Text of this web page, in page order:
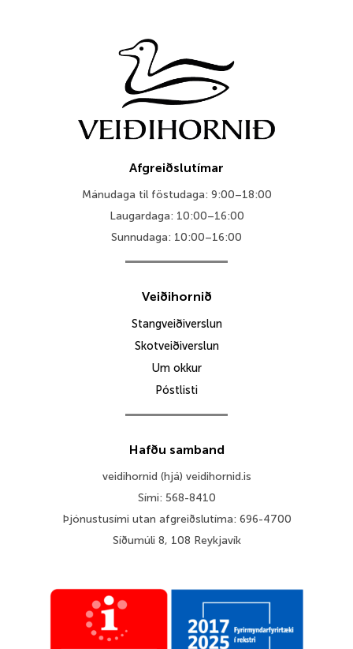
Afgreiðslutímar
Mánudaga til föstudaga: 9:00–18:00
Laugardaga: 10:00–16:00
Sunnudaga: 10:00–16:00
Veiðihornið
Stangveiðiverslun
Skotveiðiverslun
Um okkur
Póstlisti
Hafðu samband
veidihornid (hjá) veidihornid.is
Sími: 568-8410
Þjónustusími utan afgreiðslutíma: 696-4700
Síðumúli 8, 108 Reykjavík